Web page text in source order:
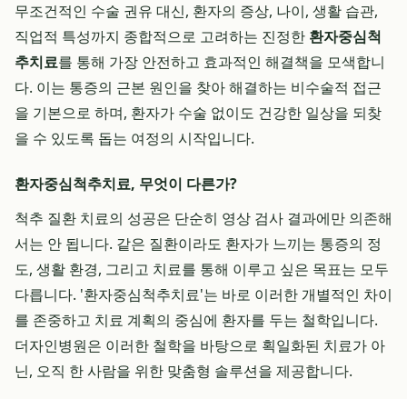
무조건적인 수술 권유 대신, 환자의 증상, 나이, 생활 습관,
직업적 특성까지 종합적으로 고려하는 진정한 환자중심척
추치료를 통해 가장 안전하고 효과적인 해결책을 모색합니
다. 이는 통증의 근본 원인을 찾아 해결하는 비수술적 접근
을 기본으로 하며, 환자가 수술 없이도 건강한 일상을 되찾
을 수 있도록 돕는 여정의 시작입니다.
환자중심척추치료, 무엇이 다른가?
척추 질환 치료의 성공은 단순히 영상 검사 결과에만 의존해
서는 안 됩니다. 같은 질환이라도 환자가 느끼는 통증의 정
도, 생활 환경, 그리고 치료를 통해 이루고 싶은 목표는 모두
다릅니다. '환자중심척추치료'는 바로 이러한 개별적인 차이
를 존중하고 치료 계획의 중심에 환자를 두는 철학입니다.
더자인병원은 이러한 철학을 바탕으로 획일화된 치료가 아
닌, 오직 한 사람을 위한 맞춤형 솔루션을 제공합니다.